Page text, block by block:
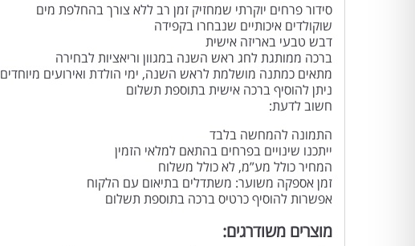
סידור פרחים יוקרתי שמחזיק זמן רב ללא צורך בהחלפת מים
שוקולדים איכותיים שנבחרו בקפידה
דבש טבעי באריזה אישית
ברכה ממותגת לחג ראש השנה במגוון וריאציות לבחירה
מתאים כמתנה מושלמת לראש השנה, ימי הולדת ואירועים מיוחדים
ניתן להוסיף ברכה אישית בתוספת תשלום
חשוב לדעת:
התמונה להמחשה בלבד
ייתכנו שינויים בפרחים בהתאם למלאי הזמין
המחיר כולל מע”מ, לא כולל משלוח
זמן אספקה משוער: משתדלים בתיאום עם הלקוח
אפשרות להוסיף כרטיס ברכה בתוספת תשלום
מוצרים משודרגים: